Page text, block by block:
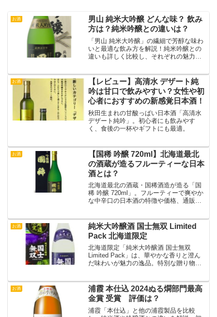
お酒
男山 純米大吟醸 どんな味？ 飲み
方は？純米吟醸との違いは？
「男山 純米大吟醸」の繊細で芳醇な味わ
いと最適な飲み方を解説！純米吟醸との
違いも詳しく比較し、それぞれの魅力を
お酒
【レビュー】高清水 デザート純
吟は甘口で飲みやすい？女性や初
心者におすすめの新感覚日本酒！
秋田生まれの甘酸っぱい日本酒「高清水
デザート純吟」。初心者にも飲みやす
く、食後の一杯やギフトにも最適。
お酒
【国稀 吟醸 720ml】北海道最北
の酒蔵が造るフルーティーな日本
酒とは？
北海道最北の酒蔵・国稀酒造が造る「国
稀 吟醸 720ml」。フルーティーで爽やか
な中辛口の日本酒の特徴や価格、通販情
お酒
純米大吟醸酒 国士無双 Limited
Pack 北海道限定
北海道限定「純米大吟醸酒 国士無双
Limited Pack」は、華やかな香りと澄ん
だ味わいが魅力の逸品。特別な贈り物や
お酒
浦霞 本仕込 2024ぬる燗部門最高
金賞 受賞 評価は？
浦霞「本仕込」と他の浦霞製品を比較